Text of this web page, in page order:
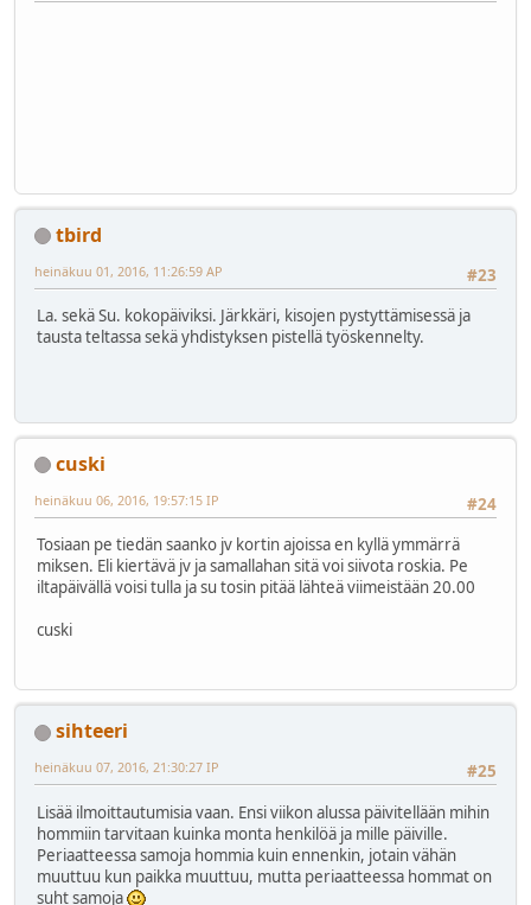
tbird
#23
heinäkuu 01, 2016, 11:26:59 AP
La. sekä Su. kokopäiviksi. Järkkäri, kisojen pystyttämisessä ja
tausta teltassa sekä yhdistyksen pistellä työskennelty.
cuski
#24
heinäkuu 06, 2016, 19:57:15 IP
Tosiaan pe tiedän saanko jv kortin ajoissa en kyllä ymmärrä
miksen. Eli kiertävä jv ja samallahan sitä voi siivota roskia. Pe
iltapäivällä voisi tulla ja su tosin pitää lähteä viimeistään 20.00
cuski
sihteeri
#25
heinäkuu 07, 2016, 21:30:27 IP
Lisää ilmoittautumisia vaan. Ensi viikon alussa päivitellään mihin
hommiin tarvitaan kuinka monta henkilöä ja mille päiville.
Periaatteessa samoja hommia kuin ennenkin, jotain vähän
muuttuu kun paikka muuttuu, mutta periaatteessa hommat on
suht samoja